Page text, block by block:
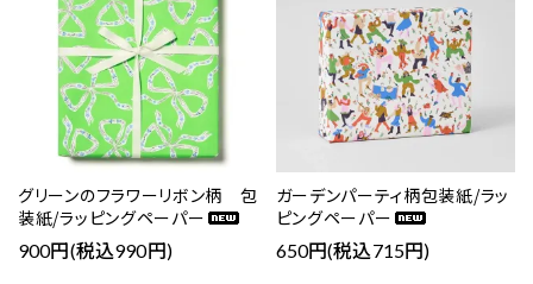
グリーンのフラワーリボン柄 包
装紙/ラッピングペーパー
900円(税込990円)
ガーデンパーティ柄包装紙/ラッ
ピングペーパー
650円(税込715円)